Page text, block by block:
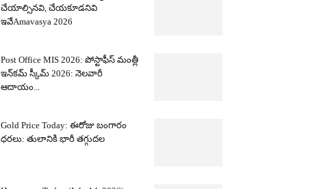
చేయాల్సినవి, చేయకూడనివి
ఇవేAmavasya 2026
Post Office MIS 2026: పోస్టాఫీస్ మంత్లీ
ఇన్‌కమ్ స్కీమ్ 2026: నెలవారీ
ఆదాయం...
Gold Price Today: ఈరోజు బంగారం
ధరలు: తులానికి భారీ తగ్గుదల